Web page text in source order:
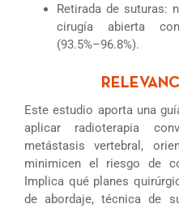
Retirada de suturas:
cirugía abierta
(93.5%–96.8%).
Este estudio aporta una
aplicar radioterapia
metástasis vertebral,
minimicen el riesgo de
Implica qué planes
de abordaje, técnica de